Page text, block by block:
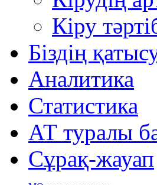
Кіру
Біздің
Аналитика
Статистика
АТ туралы
Сұрақ-жауап